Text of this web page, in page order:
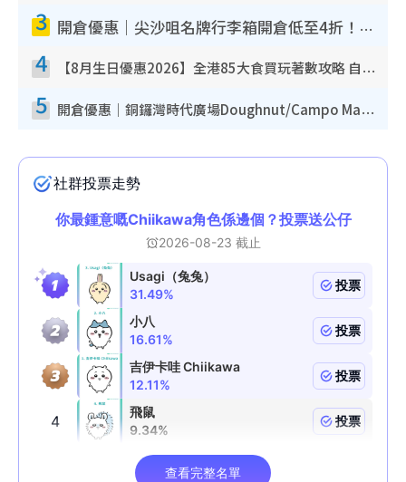
3 開倉優惠｜尖沙咀名牌行李箱開倉低至4折！一連5日 American Tourister/ace./Hallmark $200起！
4 【8月生日優惠2026】全港85大食買玩著數攻略 自助餐/火鍋放題同行免費＋誠品/DONKI送現金券
5 開倉優惠｜銅鑼灣時代廣場Doughnut/Campo Marzio開倉低至1折！背囊、書包、手袋劈價$200起